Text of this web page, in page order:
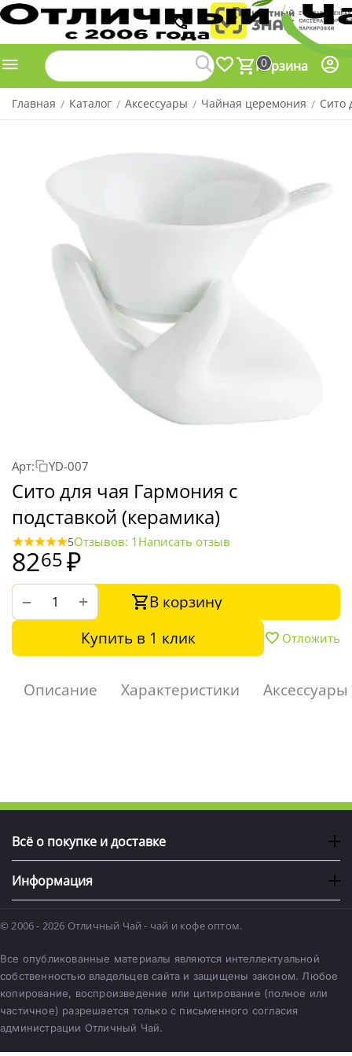
0
Корзина
Главная / Каталог / Аксессуары / Чайная церемония / Сито
Арт: YD-007
Cито для чая Гармония с
подставкой (керамика)
5Отзывов: 1 Написать отзыв
8265₽
+
−
В корзину
Купить в 1 клик
Отложить
Описание Характеристики Аксессуары
Всё о покупке и доставке
Информация
© 2006 - 2026 Отличный Чай - чай и кофе оптом.
Все опубликованные материалы являются интеллектуальной
собственностью владельцев сайта и защищены законом. Любое
копирование, воспроизведение или цитирование (полное или
частичное) разрешается только с письменного согласия
администрации Отличный Чай.